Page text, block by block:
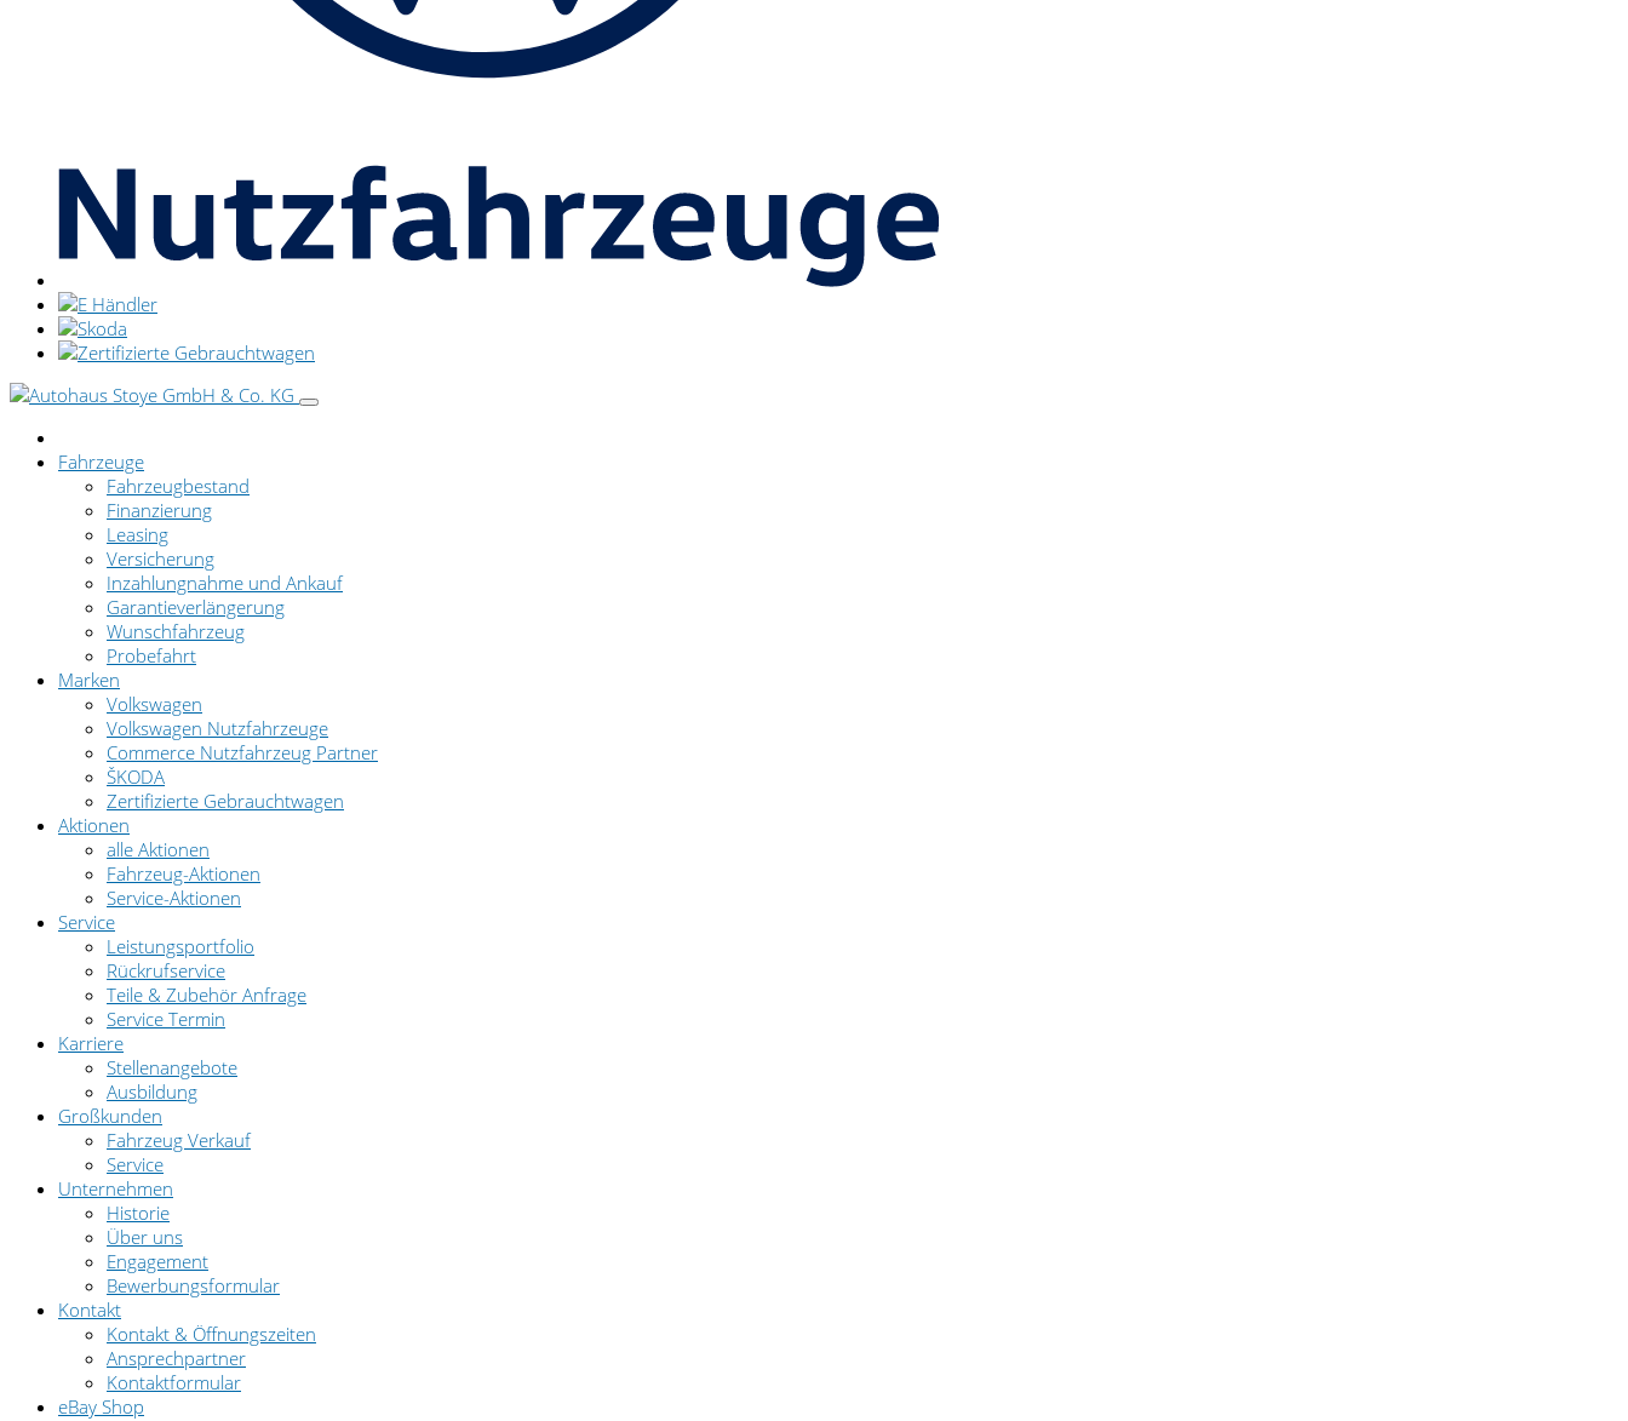
Fahrzeuge
Fahrzeugbestand
Finanzierung
Leasing
Versicherung
Inzahlungnahme und Ankauf
Garantieverlängerung
Wunschfahrzeug
Probefahrt
Marken
Volkswagen
Volkswagen Nutzfahrzeuge
Commerce Nutzfahrzeug Partner
ŠKODA
Zertifizierte Gebrauchtwagen
Aktionen
alle Aktionen
Fahrzeug-Aktionen
Service-Aktionen
Service
Leistungsportfolio
Rückrufservice
Teile & Zubehör Anfrage
Service Termin
Karriere
Stellenangebote
Ausbildung
Großkunden
Fahrzeug Verkauf
Service
Unternehmen
Historie
Über uns
Engagement
Bewerbungsformular
Kontakt
Kontakt & Öffnungszeiten
Ansprechpartner
Kontaktformular
eBay Shop